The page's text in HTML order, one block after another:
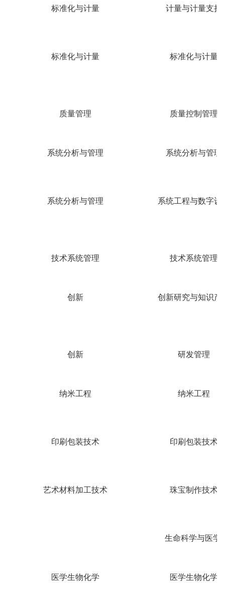
标准化与计量 计量与计量支持
标准化与计量 标准化与计量
质量管理 质量控制管理
系统分析与管理 系统分析与管理
系统分析与管理 系统工程与数字设
技术系统管理 技术系统管理
创新 创新研究与知识产
创新 研发管理
纳米工程 纳米工程
印刷包装技术 印刷包装技术
艺术材料加工技术 珠宝制作技术
生命科学与医学
医学生物化学 医学生物化学